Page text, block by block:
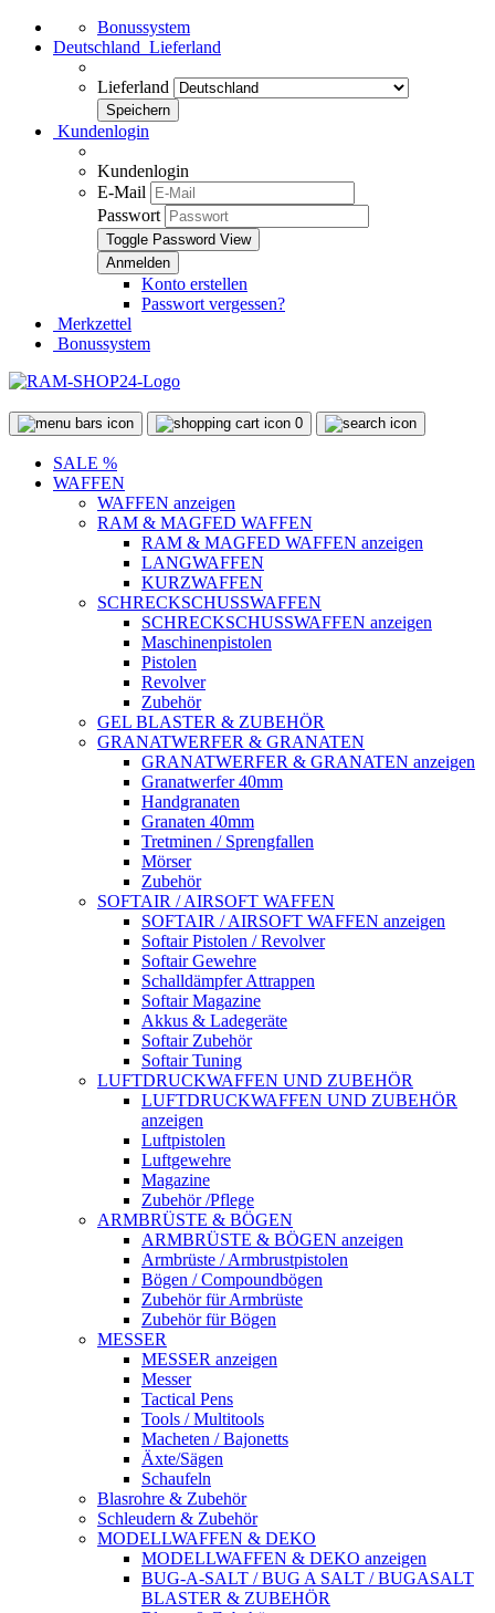
Bonussystem
Deutschland Lieferland
Lieferland
Kundenlogin
Kundenlogin
E-Mail
Passwort
Toggle Password View
Konto erstellen
Passwort vergessen?
Merkzettel
Bonussystem
0
SALE %
WAFFEN
WAFFEN anzeigen
RAM & MAGFED WAFFEN
RAM & MAGFED WAFFEN anzeigen
LANGWAFFEN
KURZWAFFEN
SCHRECKSCHUSSWAFFEN
SCHRECKSCHUSSWAFFEN anzeigen
Maschinenpistolen
Pistolen
Revolver
Zubehör
GEL BLASTER & ZUBEHÖR
GRANATWERFER & GRANATEN
GRANATWERFER & GRANATEN anzeigen
Granatwerfer 40mm
Handgranaten
Granaten 40mm
Tretminen / Sprengfallen
Mörser
Zubehör
SOFTAIR / AIRSOFT WAFFEN
SOFTAIR / AIRSOFT WAFFEN anzeigen
Softair Pistolen / Revolver
Softair Gewehre
Schalldämpfer Attrappen
Softair Magazine
Akkus & Ladegeräte
Softair Zubehör
Softair Tuning
LUFTDRUCKWAFFEN UND ZUBEHÖR
LUFTDRUCKWAFFEN UND ZUBEHÖR
anzeigen
Luftpistolen
Luftgewehre
Magazine
Zubehör /Pflege
ARMBRÜSTE & BÖGEN
ARMBRÜSTE & BÖGEN anzeigen
Armbrüste / Armbrustpistolen
Bögen / Compoundbögen
Zubehör für Armbrüste
Zubehör für Bögen
MESSER
MESSER anzeigen
Messer
Tactical Pens
Tools / Multitools
Macheten / Bajonetts
Äxte/Sägen
Schaufeln
Blasrohre & Zubehör
Schleudern & Zubehör
MODELLWAFFEN & DEKO
MODELLWAFFEN & DEKO anzeigen
BUG-A-SALT / BUG A SALT / BUGASALT
BLASTER & ZUBEHÖR